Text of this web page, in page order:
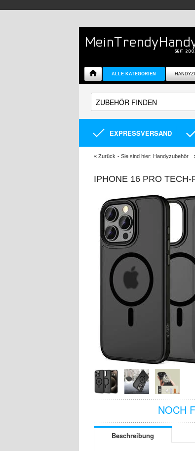
ALLE KATEGORIEN
EXPRESSVERSAND
« Zurück - Sie sind hier: Handyzubehör
IPHONE 16 PRO
NOCH
Beschreibung